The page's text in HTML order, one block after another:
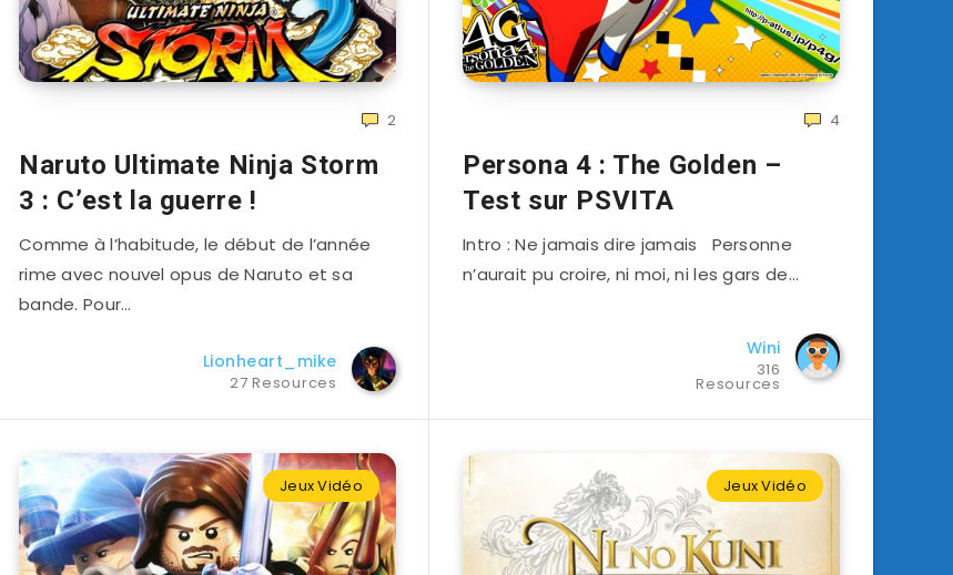
2
Naruto Ultimate Ninja Storm
3 : C’est la guerre !
Comme à l’habitude, le début de l’année
rime avec nouvel opus de Naruto et sa
bande. Pour…
Lionheart_mike
27 Resources
4
Persona 4 : The Golden –
Test sur PSVITA
Intro : Ne jamais dire jamais Personne
n’aurait pu croire, ni moi, ni les gars de…
Wini
316
Resources
Jeux Vidéo Jeux Vidéo